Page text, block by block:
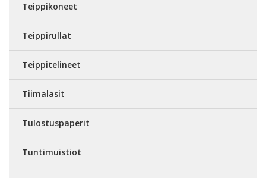
Teippikoneet
Teippirullat
Teippitelineet
Tiimalasit
Tulostuspaperit
Tuntimuistiot